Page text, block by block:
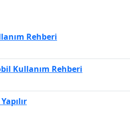
Rehberi
Kullanım Rehberi